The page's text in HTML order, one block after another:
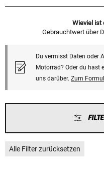
Wieviel ist
Gebrauchtwert über
Du vermisst Daten oder
Motorrad? Oder du hast
uns darüber. Zum
Alle Filter zurücksetzen